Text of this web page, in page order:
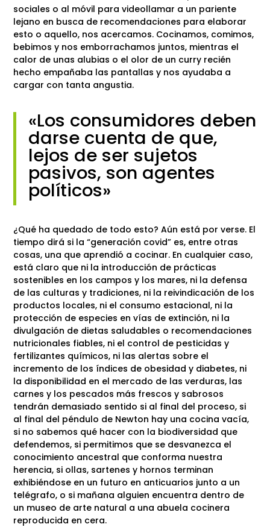
sociales o al móvil para videollamar a un pariente
lejano en busca de recomendaciones para elaborar
esto o aquello, nos acercamos. Cocinamos, comimos,
bebimos y nos emborrachamos juntos, mientras el
calor de unas alubias o el olor de un curry recién
hecho empañaba las pantallas y nos ayudaba a
cargar con tanta angustia.
«Los consumidores deben
darse cuenta de que,
lejos de ser sujetos
pasivos, son agentes
políticos»
¿Qué ha quedado de todo esto? Aún está por verse. El
tiempo dirá si la “generación covid” es, entre otras
cosas, una que aprendió a cocinar. En cualquier caso,
está claro que ni la introducción de prácticas
sostenibles en los campos y los mares, ni la defensa
de las culturas y tradiciones, ni la reivindicación de los
productos locales, ni el consumo estacional, ni la
protección de especies en vías de extinción, ni la
divulgación de dietas saludables o recomendaciones
nutricionales fiables, ni el control de pesticidas y
fertilizantes químicos, ni las alertas sobre el
incremento de los índices de obesidad y diabetes, ni
la disponibilidad en el mercado de las verduras, las
carnes y los pescados más frescos y sabrosos
tendrán demasiado sentido si al final del proceso, si
al final del péndulo de Newton hay una cocina vacía,
si no sabemos qué hacer con la biodiversidad que
defendemos, si permitimos que se desvanezca el
conocimiento ancestral que conforma nuestra
herencia, si ollas, sartenes y hornos terminan
exhibiéndose en un futuro en anticuarios junto a un
telégrafo, o si mañana alguien encuentra dentro de
un museo de arte natural a una abuela cocinera
reproducida en cera.